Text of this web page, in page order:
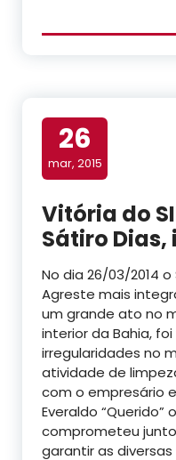
26
mar, 2015
Vitória do
Sátiro
No dia 26/03/2014
Agreste mais
um grande ato no
interior da Bahia,
irregularidades no
atividade de
com o empresário
Everaldo “Querido”
comprometeu
garantir as